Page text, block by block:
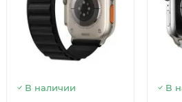
В наличии
В